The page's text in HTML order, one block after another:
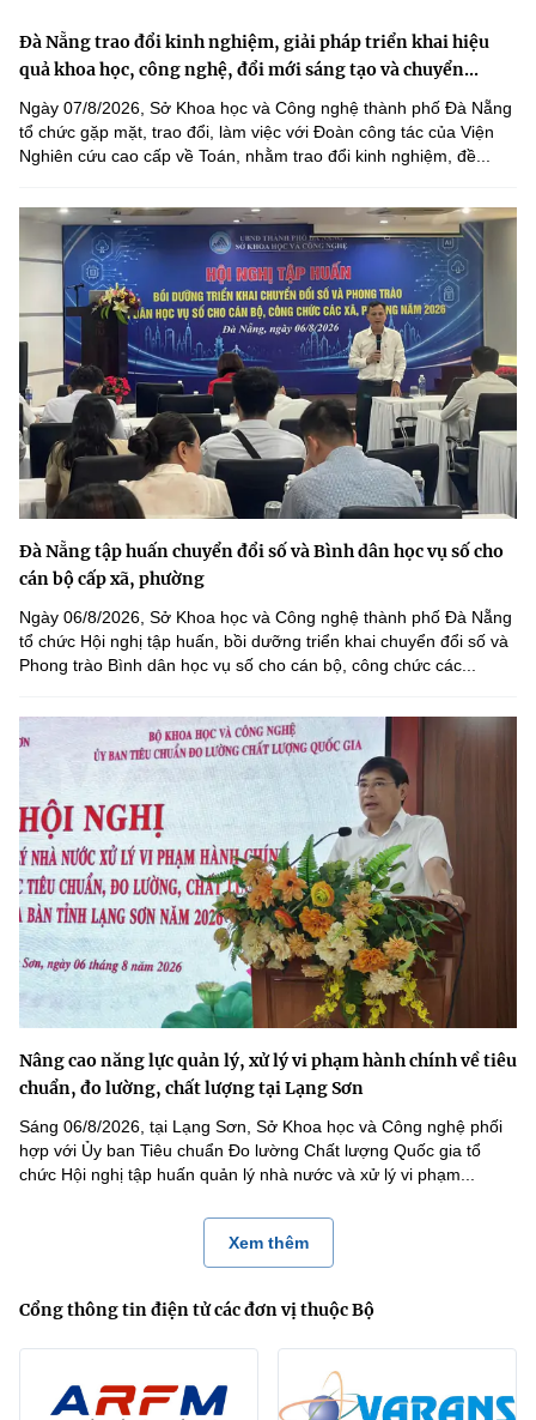
Đà Nẵng trao đổi kinh nghiệm, giải pháp triển khai hiệu
quả khoa học, công nghệ, đổi mới sáng tạo và chuyển...
Ngày 07/8/2026, Sở Khoa học và Công nghệ thành phố Đà Nẵng
tổ chức gặp mặt, trao đổi, làm việc với Đoàn công tác của Viện
Nghiên cứu cao cấp về Toán, nhằm trao đổi kinh nghiệm, đề...
Đà Nẵng tập huấn chuyển đổi số và Bình dân học vụ số cho
cán bộ cấp xã, phường
Ngày 06/8/2026, Sở Khoa học và Công nghệ thành phố Đà Nẵng
tổ chức Hội nghị tập huấn, bồi dưỡng triển khai chuyển đổi số và
Phong trào Bình dân học vụ số cho cán bộ, công chức các...
Nâng cao năng lực quản lý, xử lý vi phạm hành chính về tiêu
chuẩn, đo lường, chất lượng tại Lạng Sơn
Sáng 06/8/2026, tại Lạng Sơn, Sở Khoa học và Công nghệ phối
hợp với Ủy ban Tiêu chuẩn Đo lường Chất lượng Quốc gia tổ
chức Hội nghị tập huấn quản lý nhà nước và xử lý vi phạm...
Xem thêm
Cổng thông tin điện tử các đơn vị thuộc Bộ